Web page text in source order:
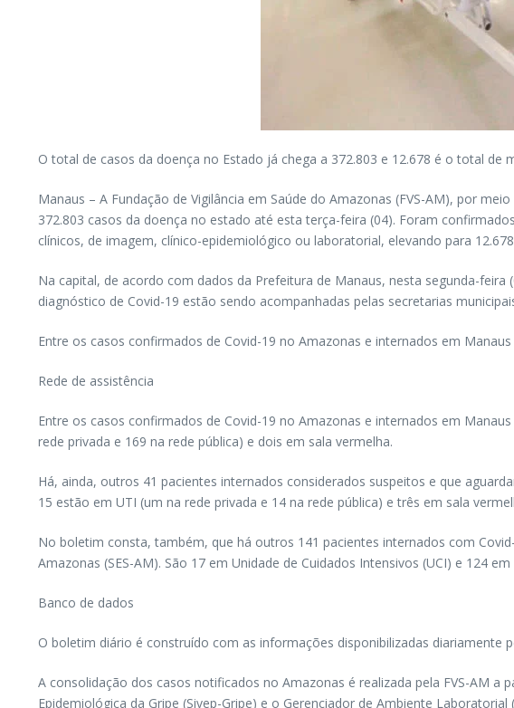
O total de casos da doença no Estado já chega a 372.803 e 12.678 é o total de
Manaus – A Fundação de Vigilância em Saúde do Amazonas (FVS-AM), por
372.803 casos da doença no estado até esta terça-feira (04). Foram
clínicos, de imagem, clínico-epidemiológico ou laboratorial, elevando para
Na capital, de acordo com dados da Prefeitura de Manaus, nesta segunda-
diagnóstico de Covid-19 estão sendo acompanhadas pelas secretarias
Entre os casos confirmados de Covid-19 no Amazonas e internados em
Rede de assistência
Entre os casos confirmados de Covid-19 no Amazonas e internados em
rede privada e 169 na rede pública) e dois em sala vermelha.
Há, ainda, outros 41 pacientes internados considerados suspeitos e que
15 estão em UTI (um na rede privada e 14 na rede pública) e três em sala
No boletim consta, também, que há outros 141 pacientes internados com
Amazonas (SES-AM). São 17 em Unidade de Cuidados Intensivos (UCI) e 124
Banco de dados
O boletim diário é construído com as informações disponibilizadas diariamente
A consolidação dos casos notificados no Amazonas é realizada pela FVS-AM
Epidemiológica da Gripe (Sivep-Gripe) e o Gerenciador de Ambiente